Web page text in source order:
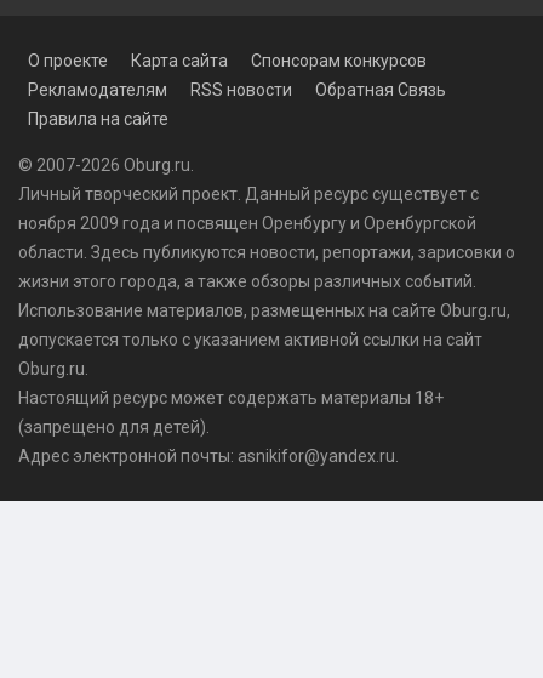
О проекте Карта сайта
Спонсорам конкурсов
Рекламодателям
RSS новости
Обратная Связь
Правила на сайте
© 2007-2026 Oburg.ru.
Личный творческий проект. Данный ресурс существует с
ноября 2009 года и посвящен Оренбургу и Оренбургской
области. Здесь публикуются новости, репортажи, зарисовки о
жизни этого города, а также обзоры различных событий.
Использование материалов, размещенных на сайте Oburg.ru,
допускается только с указанием активной ссылки на сайт
Oburg.ru.
Настоящий ресурс может содержать материалы 18+
(запрещено для детей).
Адрес электронной почты: asnikifor@yandex.ru.